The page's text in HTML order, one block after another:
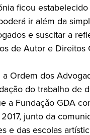
ficou
ir além da
e suscitar a
de Autor e Direitos
Ordem dos
do trabalho de
a Fundação GDA
junto da
e das escolas